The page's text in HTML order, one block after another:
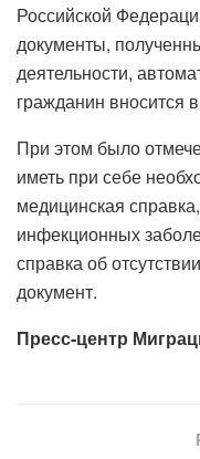
Российской
документы,
деятельности,
гражданин вносится
При этом было
иметь при себе
медицинская
инфекционных
справка об
документ.
Пресс-центр